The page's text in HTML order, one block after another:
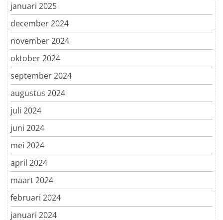
januari 2025
december 2024
november 2024
oktober 2024
september 2024
augustus 2024
juli 2024
juni 2024
mei 2024
april 2024
maart 2024
februari 2024
januari 2024